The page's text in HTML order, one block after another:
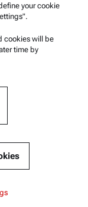
your cookie
cookies will be
time by